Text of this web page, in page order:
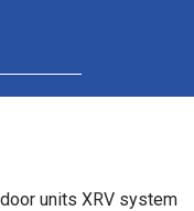
units XRV system